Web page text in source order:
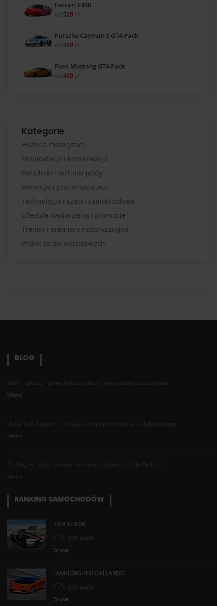
Ferrari F430
od 529 zł
Porsche Cayman S GT4-Pack
od 469 zł
Ford Mustang GT4-Pack
od 469 zł
Kategorie
Historia motoryzacji
Eksploatacja i konserwacja
Poradniki i techniki jazdy
Recenzje i prezentacje aut
Technologia i części samochodowe
Lifestyle, wydarzenia i promocje
Trendy i premiery motoryzacyjne
Wokół torów wyścigowych
BLOG
Znaki nakazu - pełna lista z opisem, wyglądem i znaczeniem
Więcej
Gokart spalinowy — rodzaje, ceny i porównanie z elektrycznym
Więcej
Drifting vs jazda torowa - która dyscyplina jest dla Ciebie?
Więcej
RANKING SAMOCHODÓW
KTM X-BOW
295 km/h
Więcej
LAMBORGHINI GALLARDO
315 km/h
Więcej